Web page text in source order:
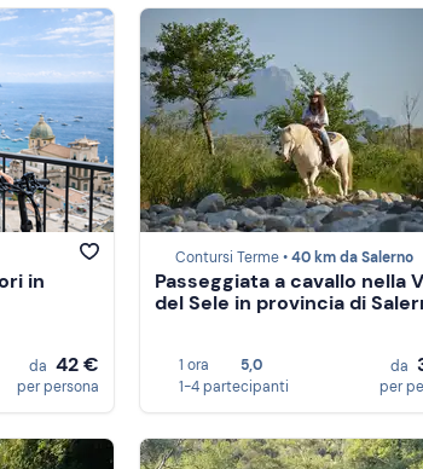
in
da 42 €
per persona
Contursi Terme •40 km da Salerno
Passeggiata a cavallo nella
del Sele in provincia di
1 ora
5,0
1-4 partecipanti
da
per